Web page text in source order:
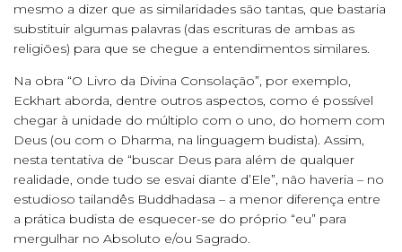
mesmo a dizer que as similaridades são tantas, que bastaria
substituir algumas palavras (das escrituras de ambas as
religiões) para que se chegue a entendimentos similares.
Na obra “O Livro da Divina Consolação”, por exemplo,
Eckhart aborda, dentre outros aspectos, como é possível
chegar à unidade do múltiplo com o uno, do homem com
Deus (ou com o Dharma, na linguagem budista). Assim,
nesta tentativa de “buscar Deus para além de qualquer
realidade, onde tudo se esvai diante d’Ele”, não haveria – no
estudioso tailandês Buddhadasa – a menor diferença entre
a prática budista de esquecer-se do próprio “eu” para
mergulhar no Absoluto e/ou Sagrado.